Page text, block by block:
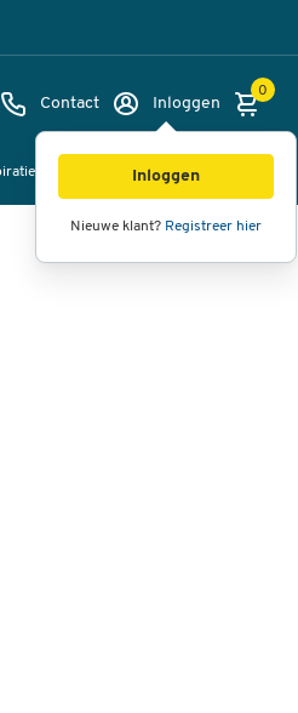
Contact Inloggen
Inloggen
Nieuwe klant? Registreer hier
0
360°
weergave